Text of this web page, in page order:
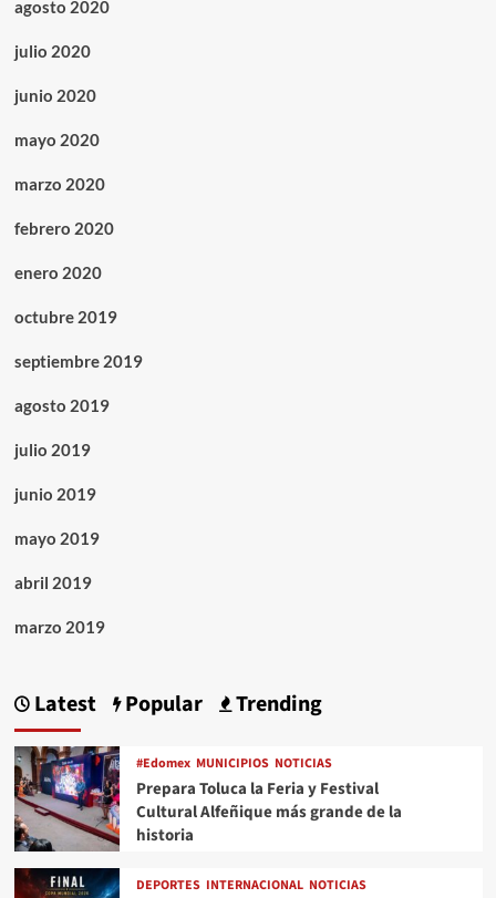
agosto 2020
julio 2020
junio 2020
mayo 2020
marzo 2020
febrero 2020
enero 2020
octubre 2019
septiembre 2019
agosto 2019
julio 2019
junio 2019
mayo 2019
abril 2019
marzo 2019
Latest Popular Trending
#Edomex MUNICIPIOS NOTICIAS
Prepara Toluca la Feria y Festival
Cultural Alfeñique más grande de la
historia
DEPORTES INTERNACIONAL NOTICIAS